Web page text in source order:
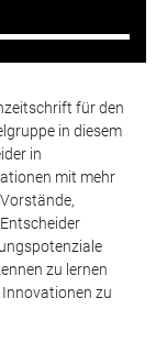
für den
in diesem
in
mit mehr
zu lernen
zu